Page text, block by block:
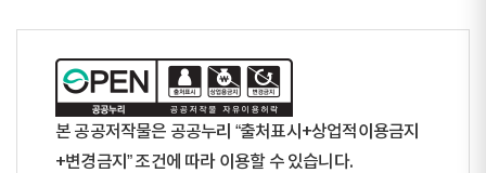
본 공공저작물은 공공누리 “출처표시+상업적이용금지
+변경금지” 조건에 따라 이용할 수 있습니다.